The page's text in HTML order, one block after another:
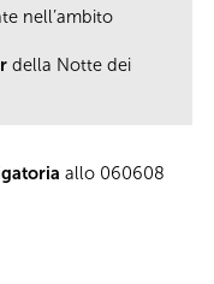
nell’ambito
della Notte dei
allo 060608